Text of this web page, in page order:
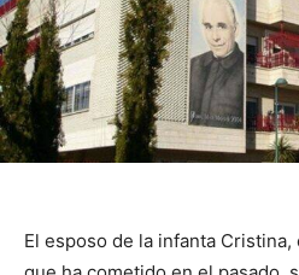
El esposo de la infanta